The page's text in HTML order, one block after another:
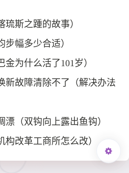
琉斯之踵的故事）
幅多少合适）
为什么活了101岁）
新故障清除不了（解决办法
漂（双钩向上露出鱼钩）
构改革工商所怎么改）